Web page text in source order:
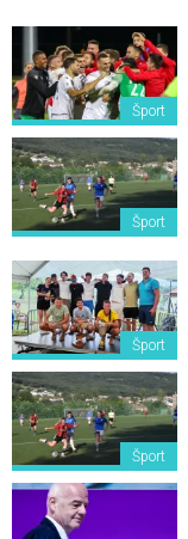
Šport
Šport
Šport
Šport